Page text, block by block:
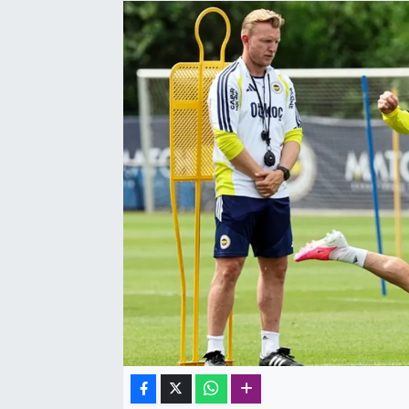
TEKNOLOJİ
YEREL YÖNETİMLER